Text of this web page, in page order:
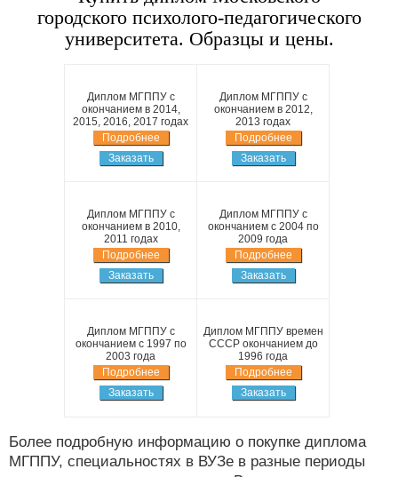
городского психолого-педагогического
университета. Образцы и цены.
Диплом МГППУ с
окончанием в 2014,
2015, 2016, 2017 годах
Подробнее
Заказать
Диплом МГППУ с
окончанием в 2012,
2013 годах
Подробнее
Заказать
Диплом МГППУ с
окончанием в 2010,
2011 годах
Подробнее
Заказать
Диплом МГППУ с
окончанием с 2004 по
2009 года
Подробнее
Заказать
Диплом МГППУ с
окончанием с 1997 по
2003 года
Подробнее
Заказать
Диплом МГППУ времен
СССР окончанием до
1996 года
Подробнее
Заказать
Более подробную информацию о покупке диплома
МГППУ, специальностях в ВУЗе в разные периоды